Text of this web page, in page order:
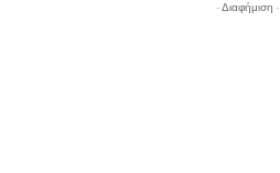
- Διαφήμιση -